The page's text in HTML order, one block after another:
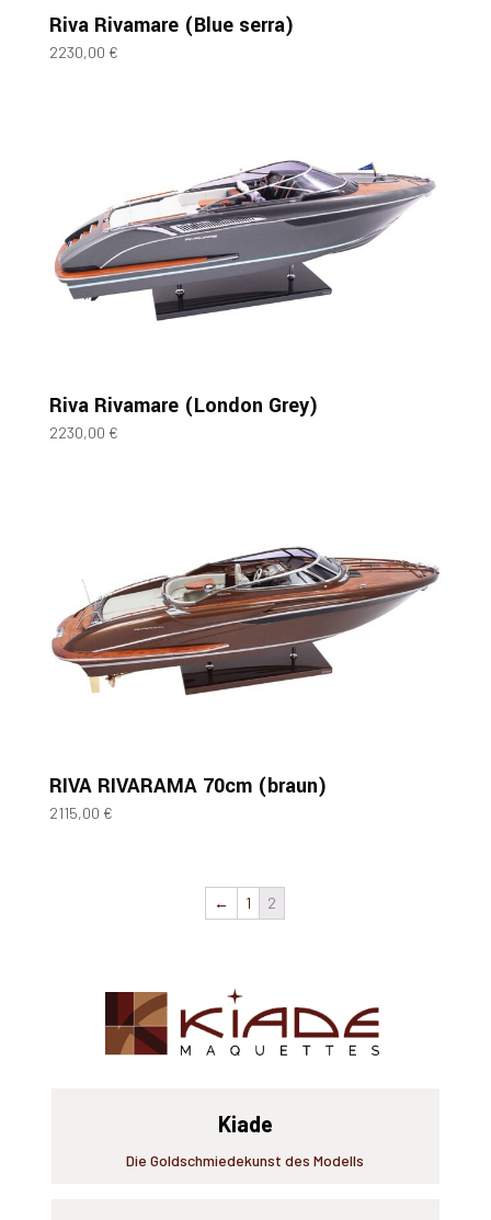
Riva Rivamare (Blue serra)
2230,00 €
Riva Rivamare (London Grey)
2230,00 €
RIVA RIVARAMA 70cm (braun)
2115,00 €
← 1 2
Kiade
Die Goldschmiedekunst des Modells